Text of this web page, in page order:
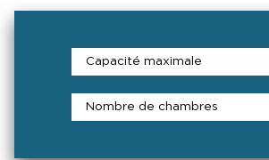
Capacité maximale
Nombre de chambres